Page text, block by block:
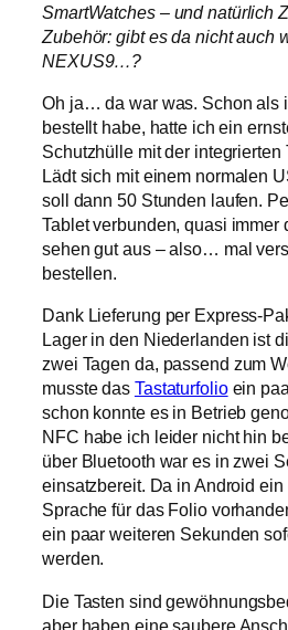
SmartWatches – und natürlich
Zubehör: gibt es da nicht auch
NEXUS9…?
Oh ja… da war was. Schon als
bestellt habe, hatte ich ein
Schutzhülle mit der integrierten
Lädt sich mit einem normalen
soll dann 50 Stunden laufen.
Tablet verbunden, quasi immer
sehen gut aus – also… mal
bestellen.
Dank Lieferung per Express-
Lager in den Niederlanden ist
zwei Tagen da, passend zum
musste das Tastaturfolioein
schon konnte es in Betrieb
NFC habe ich leider nicht hin
über Bluetooth war es in zwei
einsatzbereit. Da in Android
Sprache für das Folio
ein paar weiteren Sekunden
werden.
Die Tasten sind
aber haben eine saubere